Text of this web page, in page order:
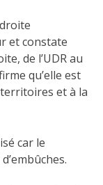
et constate
de l’UDR au
qu’elle est
et à la
car le